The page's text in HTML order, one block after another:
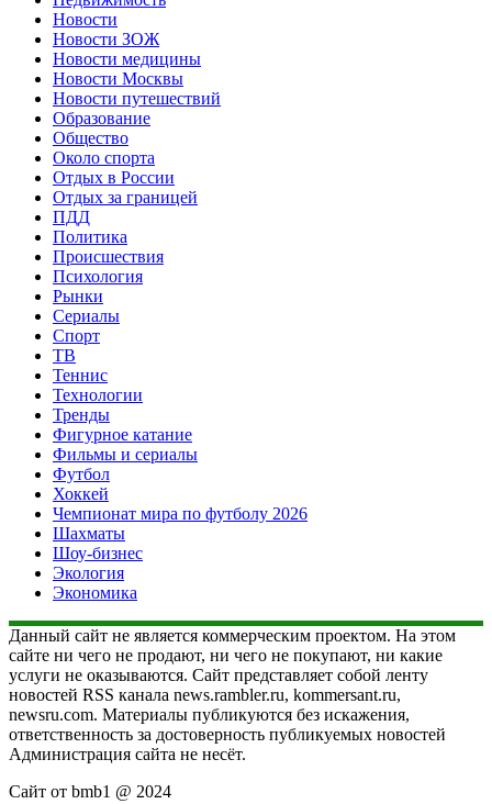
Новости
Новости ЗОЖ
Новости медицины
Новости Москвы
Новости путешествий
Образование
Общество
Около спорта
Отдых в России
Отдых за границей
ПДД
Политика
Происшествия
Психология
Рынки
Сериалы
Спорт
ТВ
Теннис
Технологии
Тренды
Фигурное катание
Фильмы и сериалы
Футбол
Хоккей
Чемпионат мира по футболу 2026
Шахматы
Шоу-бизнес
Экология
Экономика
Данный сайт не является коммерческим проектом. На этом
сайте ни чего не продают, ни чего не покупают, ни какие
услуги не оказываются. Сайт представляет собой ленту
новостей RSS канала news.rambler.ru, kommersant.ru,
newsru.com. Материалы публикуются без искажения,
ответственность за достоверность публикуемых новостей
Администрация сайта не несёт.
Сайт от bmb1 @ 2024